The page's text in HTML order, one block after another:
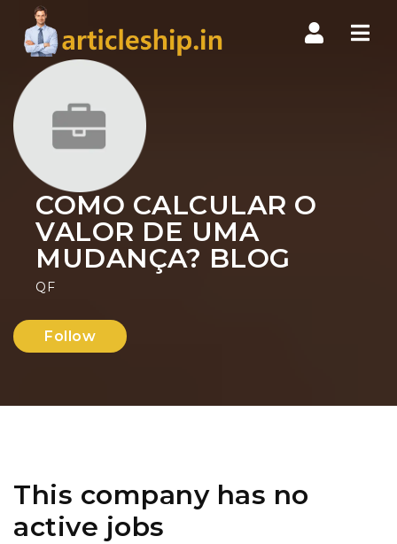
COMO CALCULAR O
VALOR DE UMA
MUDANÇA? BLOG
QF
Follow
This company has no
active jobs